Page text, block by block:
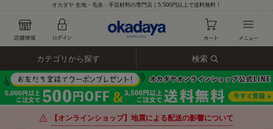
オカダヤ 生地・毛糸・手芸材料の専門店｜5,500円以上で送料無料！
カテゴリから探す 検索
【オンラインショップ】地震による配送の影響について